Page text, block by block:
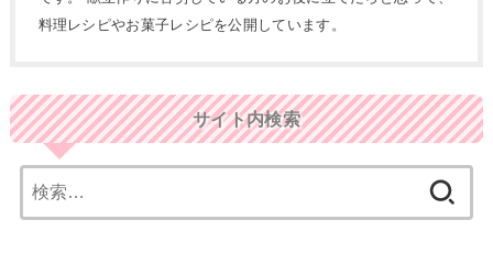
料理レシピやお菓子レシピを公開しています。
サイト内検索
索: